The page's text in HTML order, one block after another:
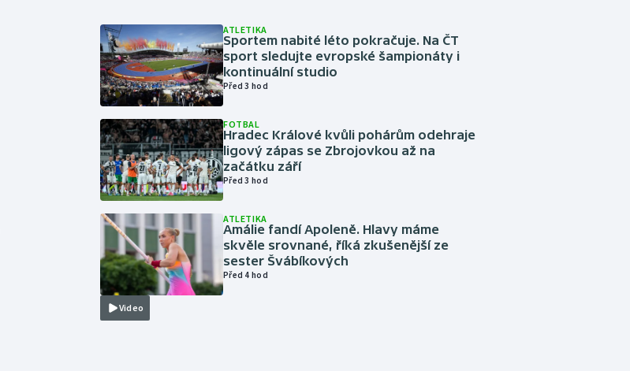
ATLETIKA
Sportem nabité léto pokračuje. Na ČT
sport sledujte evropské šampionáty i
kontinuální studio
Před 3 hod
FOTBAL
Hradec Králové kvůli pohárům odehraje
ligový zápas se Zbrojovkou až na
začátku září
Před 3 hod
Video
ATLETIKA
Amálie fandí Apoleně. Hlavy máme
skvěle srovnané, říká zkušenější ze
sester Švábíkových
Před 4 hod